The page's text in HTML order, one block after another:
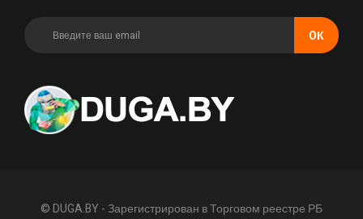
OК
© DUGA.BY - Зарегистрирован в Торговом реестре РБ